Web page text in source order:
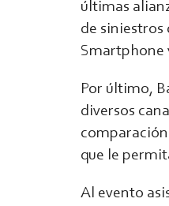
últimas
de siniestros
Smartphone
Por último,
diversos
comparación
que le
Al evento